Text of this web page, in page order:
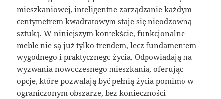
mieszkaniowej, inteligentne zarządzanie każdym
centymetrem kwadratowym staje się nieodzowną
sztuką. W niniejszym kontekście, funkcjonalne
meble nie są już tylko trendem, lecz fundamentem
wygodnego i praktycznego życia. Odpowiadają na
wyzwania nowoczesnego mieszkania, oferując
opcje, które pozwalają być pełnią życia pomimo w
ograniczonym obszarze, bez konieczności